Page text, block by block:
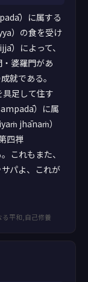
）に属する
）の食を受け
）によって、
婆羅門があ
就である。
足して住す
）に属
jhānaṁ）
四禅
これもまた、
パよ、これが
平和,自己修養